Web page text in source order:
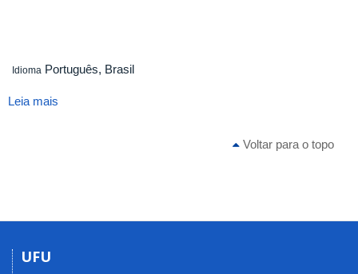
Idioma Português, Brasil
Leia mais
2026/1
Voltar para o topo
UFU